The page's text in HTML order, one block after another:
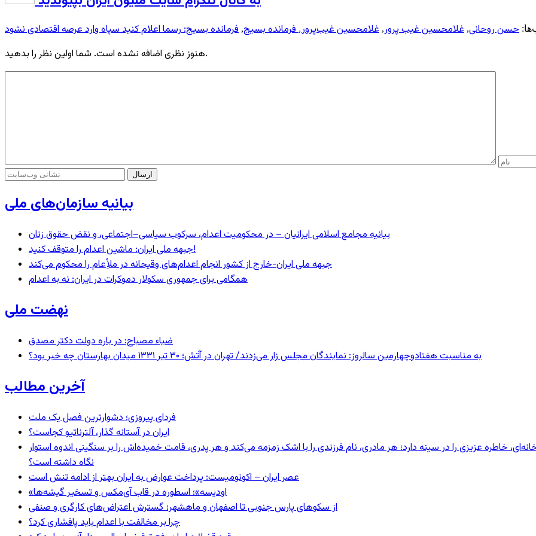
حسن روحانی, غلامحسین غیب پرور, غلامحسین غیب‌پرور٬ فرمانده بسیج , فرمانده بسیج: رسما اعلام کنید سپاه وارد عرصه اقتصادی نشود
هنوز نظری اضافه نشده است. شما اولین نظر را بدهید.
بیانیه سازمان‌های ملی
بیانیه مجامع اسلامی ایرانیان – در محکومیت اعدام، سرکوب سیاسی–اجتماعی، و نقض حقوق زنان
جبهه ملی ایران: ماشین اعدام را متوقف کنید!
جبهه ملی ایران-خارج از کشور انجام اعدام‌های وقیحانه در ملأِعام را محکوم می‌کند
همگامی برای جمهوری سکولار دموکرات در ایران: نه به اعدام
نهضت ملی
ضیاء مصباح: در باره دولت دکتر مصدق
به مناسبت هفتادوچهارمین سالروز: نمایندگان مجلس زار می‌زدند/ تهران در آتش؛ ۳۰ تیر ۱۳۳۱ میدان بهارستان چه خبر بود؟
آخرین مطالب
فردای پیروزی؛ دشوارترین فصل یک ملت
ایران در آستانه گذار، آلترناتیو کجاست؟
خاطره عزیزی را در سینه دارد؛ هر مادری، نام فرزندی را با اشک زمزمه می‌کند و هر پدری، قامت خمیده‌اش را بر سنگینی اندوه استوار
نگاه داشته است؟
عصر ایران – اکونومیست: پرداخت عوارض به ایران بهتر از ادامه تنش است
«اودیسه»؛ اسطوره در قاب آی‌مکس و تسخیر گیشه‌ها
از سکوهای پارس جنوبی تا اصفهان و ماهشهر؛ گسترش اعتراض‌های کارگری و صنفی
چرا بر مخالفت با اعدام باید پافشاری کرد؟